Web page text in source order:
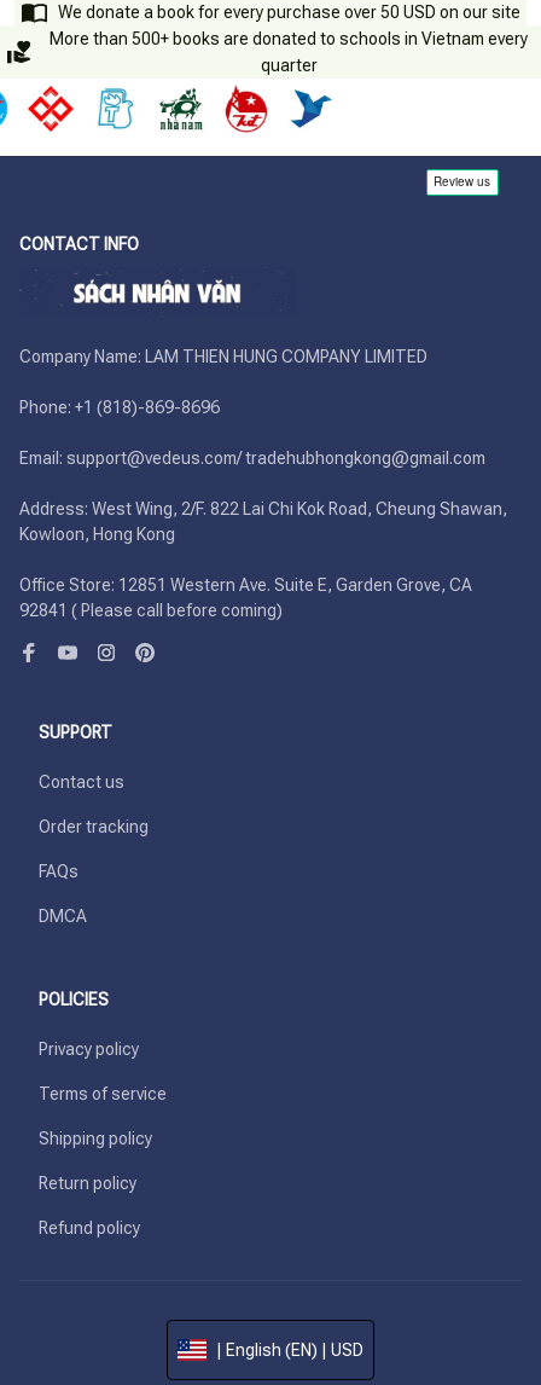
We donate a book for every purchase over 50 USD on our site
More than 500+ books are donated to schools in Vietnam every
quarter
CONTACT INFO
Company Name: LAM THIEN HUNG COMPANY LIMITED
Phone: +1 (818)-869-8696
Email: support@vedeus.com/ tradehubhongkong@gmail.com
Address: West Wing, 2/F. 822 Lai Chi Kok Road, Cheung Shawan,
Kowloon, Hong Kong
Office Store: 12851 Western Ave. Suite E, Garden Grove, CA
92841 ( Please call before coming)
SUPPORT
Contact us
Order tracking
FAQs
DMCA
POLICIES
Privacy policy
Terms of service
Shipping policy
Return policy
Refund policy
| English (EN) | USD